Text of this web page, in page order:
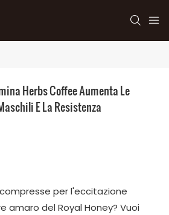
Herbs Coffee Aumenta Le
E La Resistenza
per l'eccitazione
amaro del Royal Honey? Vuoi